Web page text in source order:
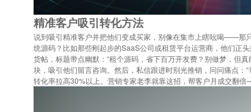
精准客户吸引转化方法
说到吸引精准客户并把他们变成买家，别像在集市上瞎吆喝——那
统源码？比如那些刚起步的SaaS公司或租赁平台运营商，他们正
货帖，标题带点幽默：“租个源码，省下百万开发费？别做梦，但
块，吸引他们留言咨询。然后，私信跟进时别光推销，问问痛点
转化率拉高30%以上。营销专家老李就靠这招，帮客户月成交翻